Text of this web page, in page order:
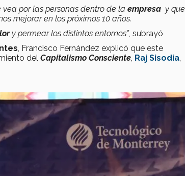
por las personas dentro de la empresa y que
mejorar en los próximos 10 años.
y permear los distintos entornos”, subrayó
, Francisco Fernández explicó que este
del Capitalismo Consciente, Raj Sisodia,